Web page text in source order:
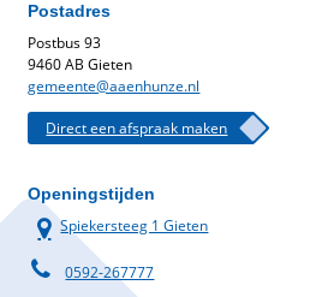
Postadres
Postbus 93
9460 AB Gieten
gemeente@aaenhunze.nl
Direct een afspraak maken
Openingstijden
Spiekersteeg 1 Gieten
0592-267777